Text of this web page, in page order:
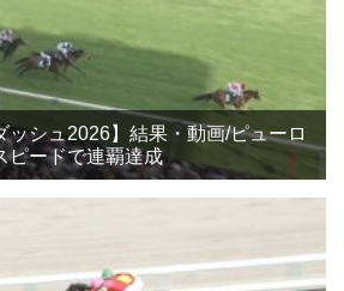
ッシュ2026】結果・動画/ピューロ
ピードで連覇達成